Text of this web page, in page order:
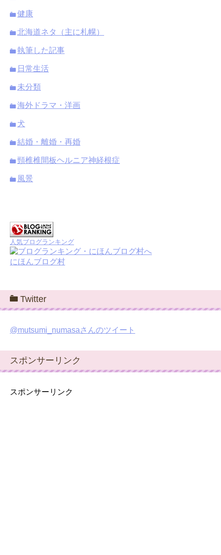
健康
北海道ネタ（主に札幌）
執筆した記事
日常生活
未分類
海外ドラマ・洋画
犬
結婚・離婚・再婚
頸椎椎間板ヘルニア神経根症
風景
人気ブログランキング
にほんブログ村
Twitter
@mutsumi_numasaさんのツイート
スポンサーリンク
スポンサーリンク